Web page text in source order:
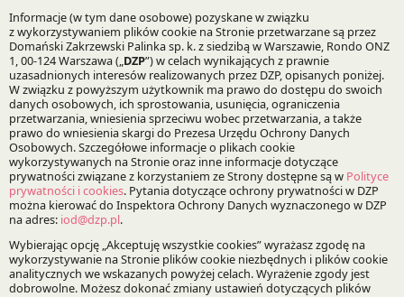
Podatki
Specjalizacje:
Prawo podatkowe
Zapisz